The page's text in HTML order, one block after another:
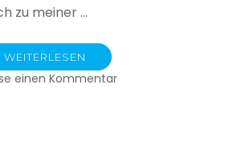
zu meiner …
WEITERLESEN
einen Kommentarzu